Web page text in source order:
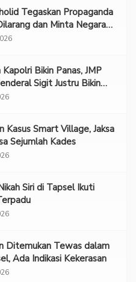
Tegaskan Propaganda
dan Minta Negara
Bikin Panas, JMP
Sigit Justru Bikin
Kasus Smart Village, Jaksa
Sejumlah Kades
Siri di Tapsel Ikuti
Ditemukan Tewas dalam
Ada Indikasi Kekerasan